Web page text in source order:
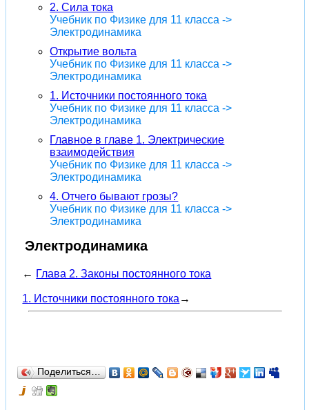
2. Сила тока
Учебник по Физике для 11 класса ->
Электродинамика
Открытие вольта
Учебник по Физике для 11 класса ->
Электродинамика
1. Источники постоянного тока
Учебник по Физике для 11 класса ->
Электродинамика
Главное в главе 1. Электрические
взаимодействия
Учебник по Физике для 11 класса ->
Электродинамика
4. Отчего бывают грозы?
Учебник по Физике для 11 класса ->
Электродинамика
Электродинамика
← Глава 2. Законы постоянного тока
1. Источники постоянного тока →
Поделиться…